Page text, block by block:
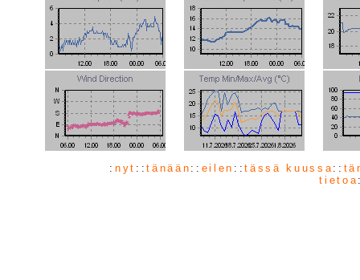
: nyt ::tänään :: eilen ::tässä kuussa::
tietoa